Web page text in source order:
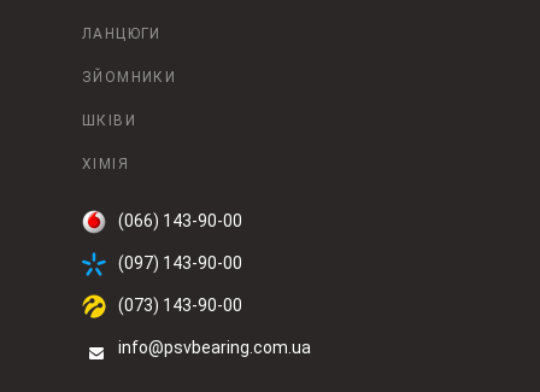
ЛАНЦЮГИ
ЗЙОМНИКИ
ШКІВИ
ХІМІЯ
(066) 143-90-00
(097) 143-90-00
(073) 143-90-00
info@psvbearing.com.ua